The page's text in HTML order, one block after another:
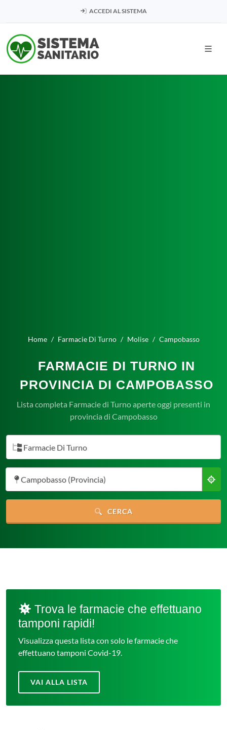
ACCEDI AL SISTEMA
Home Farmacie Di Turno Molise Campobasso
FARMACIE DI TURNO IN
PROVINCIA DI CAMPOBASSO
Lista completa Farmacie di Turno aperte oggi presenti in
provincia di Campobasso
Farmacie Di Turno
Campobasso (Provincia)
CERCA
Trova le farmacie che effettuano
tamponi rapidi!
Visualizza questa lista con solo le farmacie che
effettuano tamponi Covid-19.
VAI ALLA LISTA